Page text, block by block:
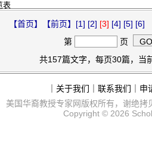
表
【首页】 【前页】 [1] [2] [3] [4] [5] [6]
第
页
共157篇文字，每页30篇，当
关于我们 联系我们
申
美国华裔教授专家网版权所有，谢绝拷
Copyright © 2026